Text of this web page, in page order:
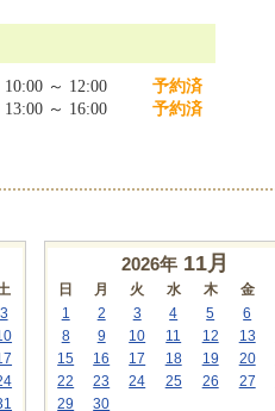
10:00 ～ 12:00
予約済
13:00 ～ 16:00
予約済
3
2026年 11月
日 月 火 水 木 金
1
2 3 4 5 6
8
9 10 11 12 13
15
16 17 18 19 20
22
23 24 25 26 27
29
30